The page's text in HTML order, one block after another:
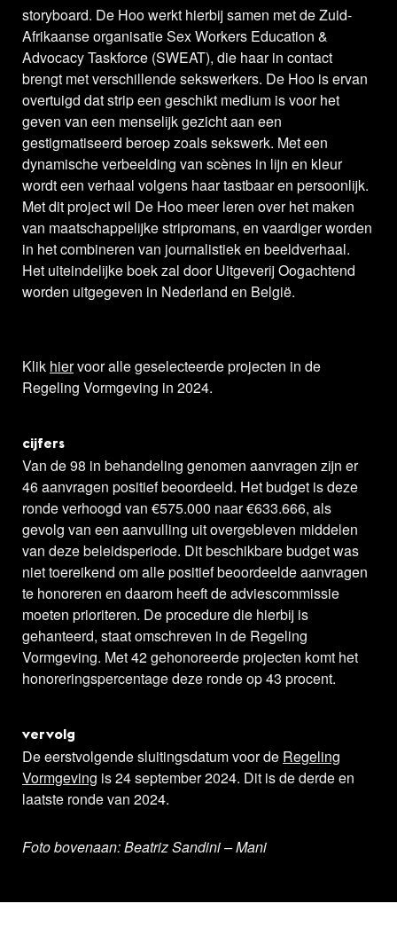
storyboard. De Hoo werkt hierbij samen met de Zuid-
Afrikaanse organisatie Sex Workers Education &
Advocacy Taskforce (SWEAT), die haar in contact
brengt met verschillende sekswerkers. De Hoo is ervan
overtuigd dat strip een geschikt medium is voor het
geven van een menselijk gezicht aan een
gestigmatiseerd beroep zoals sekswerk. Met een
dynamische verbeelding van scènes in lijn en kleur
wordt een verhaal volgens haar tastbaar en persoonlijk.
Met dit project wil De Hoo meer leren over het maken
van maatschappelijke stripromans, en vaardiger worden
in het combineren van journalistiek en beeldverhaal.
Het uiteindelijke boek zal door Uitgeverij Oogachtend
worden uitgegeven in Nederland en België.
Klik hiervoor alle geselecteerde projecten in de
Regeling Vormgeving in 2024.
cijfers
Van de 98 in behandeling genomen aanvragen zijn er
46 aanvragen positief beoordeeld. Het budget is deze
ronde verhoogd van €575.000 naar €633.666, als
gevolg van een aanvulling uit overgebleven middelen
van deze beleidsperiode. Dit beschikbare budget was
niet toereikend om alle positief beoordeelde aanvragen
te honoreren en daarom heeft de adviescommissie
moeten prioriteren. De procedure die hierbij is
gehanteerd, staat omschreven in de Regeling
Vormgeving. Met 42 gehonoreerde projecten komt het
honoreringspercentage deze ronde op 43 procent.
vervolg
De eerstvolgende sluitingsdatum voor de Regeling
Vormgeving is 24 september 2024. Dit is de derde en
laatste ronde van 2024.
Foto bovenaan: Beatriz Sandini – Mani